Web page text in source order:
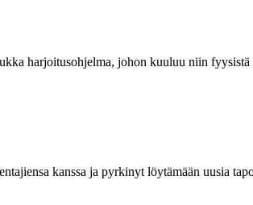
harjoitusohjelma, johon kuuluu niin
kanssa ja pyrkinyt löytämään uusia